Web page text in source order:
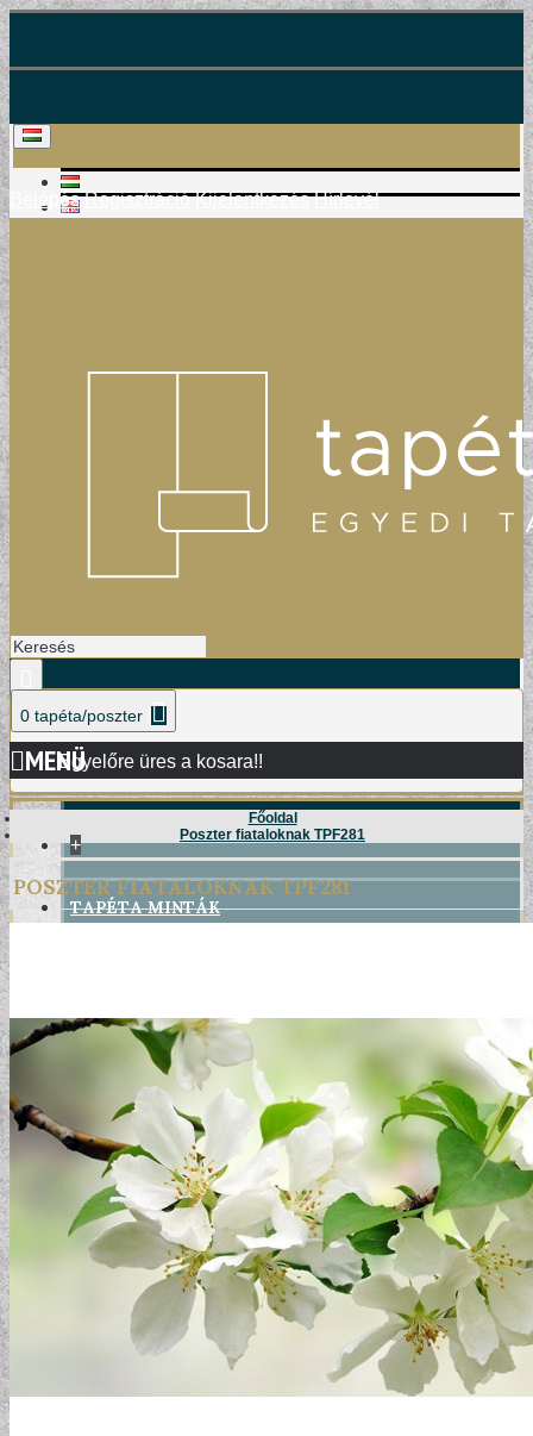
Belépés Regisztráció Kijelentkezés Hírlevél
0 tapéta/poszter
Egyelőre üres a kosara!!
MENÜ
+
TAPÉTA MINTÁK
Főoldal
Poszter fiataloknak TPF281
POSZTER FIATALOKNAK TPF281